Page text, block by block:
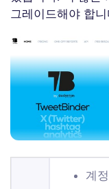
그레이드해야 합니
계